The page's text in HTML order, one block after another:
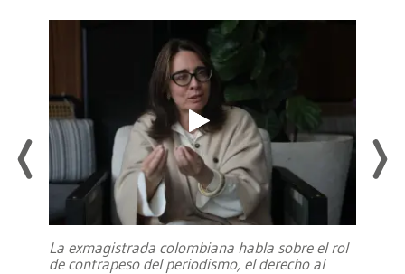
La exmagistrada colombiana habla sobre el rol
de contrapeso del periodismo, el derecho al